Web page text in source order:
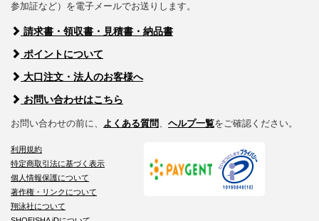
参加証など）を電子メールでお送りします。
請求書・領収書・見積書・納品書
ポイントについて
大口注文・法人のお客様へ
お問い合わせはこちら
お問い合わせの前に、 よくある質問、 ヘルプ一覧をご確認ください。
利用規約
特定商取引法に基づく表示
個人情報保護について
著作権・リンクについて
翔泳社について